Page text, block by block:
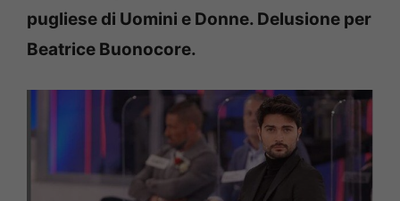
pugliese di Uomini e Donne. Delusione per
Beatrice Buonocore.